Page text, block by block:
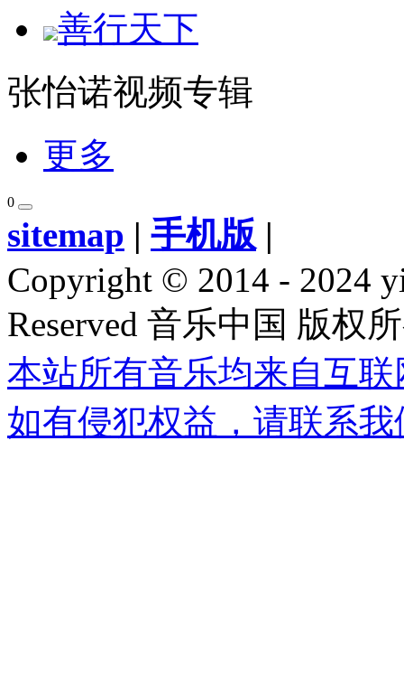
善行天下
张怡诺视频专辑
更多
0
sitemap | 手机版 |
Copyright © 2014 - 2024
Reserved 音乐中国 版权
本站所有音乐均来自互
如有侵犯权益，请联系